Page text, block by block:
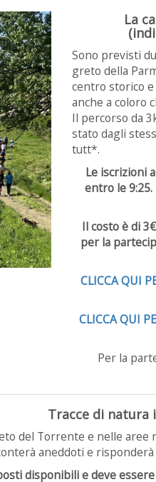
La
Sono previsti
greto della
centro storico
anche a coloro
Il percorso da
stato dagli
tutt*.
Le iscrizioni
entro le
Il costo è di
per la
CLICCA QUI
CLICCA QUI
Per la
Tracce di natura
del Torrente e nelle aree
aneddoti e
disponibili e deve